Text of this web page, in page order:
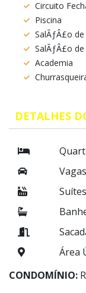
Circuito
Piscina
SalÃƒÂ£o de
SalÃƒÂ£o
Academia
DETALHES
Vagas
Suítes
Área
CONDOMÍNIO: